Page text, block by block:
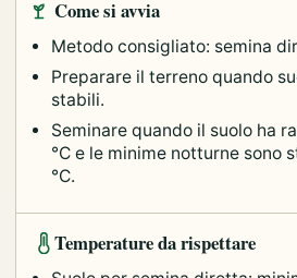
Come si avvia
Metodo consigliato: semina
Preparare il terreno quando
stabili.
Seminare quando il suolo ha
°C e le minime notturne sono
°C.
Temperature da rispettare